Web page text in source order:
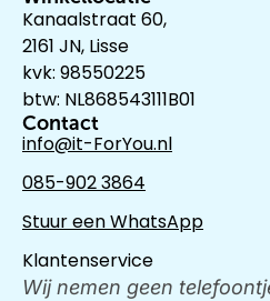
Kanaalstraat 60,
2161 JN, Lisse
kvk: 98550225
btw: NL868543111B01
Contact
info@it-ForYou.nl
085-902 3864
Stuur een WhatsApp
Klantenservice
Wij nemen geen